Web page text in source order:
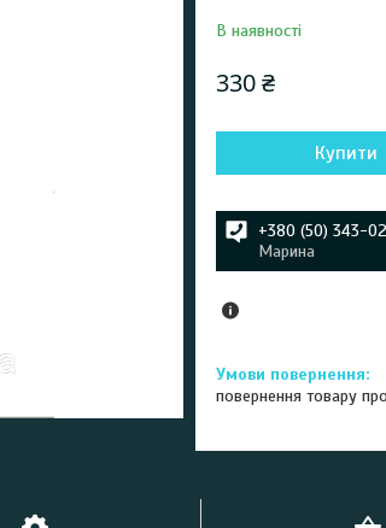
В наявності
330 ₴
Купити
+380 (50) 343-
Марина
повернення товару